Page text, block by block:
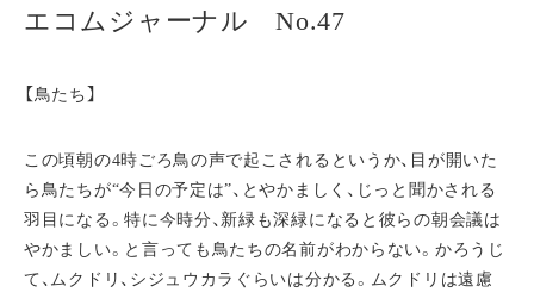
エコムジャーナル No.47
【鳥たち】
この頃朝の4時ごろ鳥の声で起こされるというか、目が開いた
ら鳥たちが“今日の予定は”、とやかましく、じっと聞かされる
羽目になる。特に今時分、新緑も深緑になると彼らの朝会議は
やかましい。と言っても鳥たちの名前がわからない。かろうじ
て、ムクドリ、シジュウカラぐらいは分かる。ムクドリは遠慮